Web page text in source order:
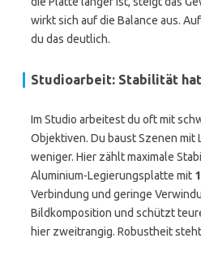
wirkt sich auf die Balance aus.
du das deutlich.
Studioarbeit: Stabilität
Im Studio arbeitest du oft mit
Objektiven. Du baust Szenen mit
weniger. Hier zählt maximale
Aluminium-Legierungsplatte mit
Verbindung und geringe
Bildkomposition und schützt
hier zweitrangig. Robustheit